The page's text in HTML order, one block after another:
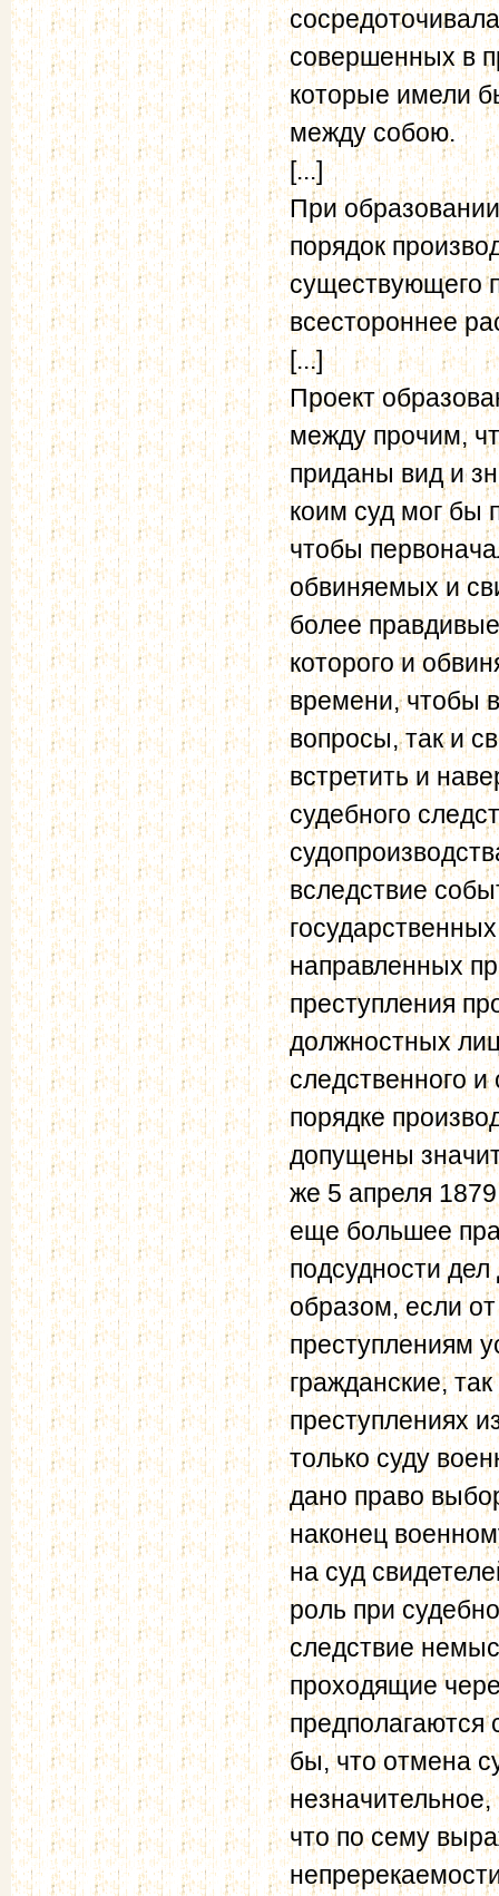
совершенных в
которые имели
между собою.
[...]
При
порядок
существующего
всестороннее
[...]
Проект
между прочим,
приданы вид и
коим суд мог бы
чтобы
обвиняемых и
более
которого и
времени, чтобы
вопросы, так и
встретить и
судебного
вследствие
направленных
преступления
должностных
следственного
порядке
допущены
же 5 апреля
еще большее
подсудности
образом, если
преступлениям
гражданские,
преступлениях
только суду
дано право
наконец
на суд
роль при
следствие
проходящие
предполагаются
бы, что отмена
что по сему